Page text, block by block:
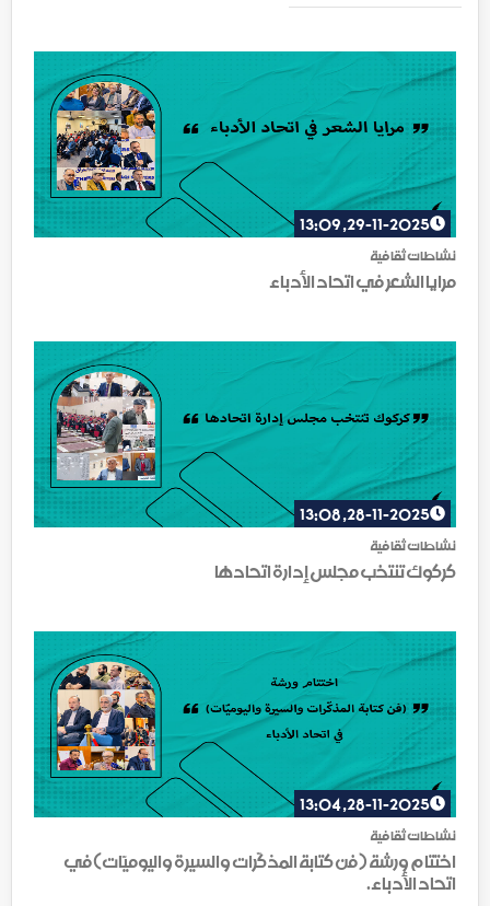
نشاطات ثقافية
29-11-2025, 13:09
مرايا الشعر في اتحاد الأدباء
نشاطات ثقافية
28-11-2025, 13:08
كركوك تنتخب مجلس إدارة اتحادها
نشاطات ثقافية
28-11-2025, 13:04
اختتام ورشة (فن كتابة المذكّرات والسيرة واليوميّات)في
اتحاد الأدباء.